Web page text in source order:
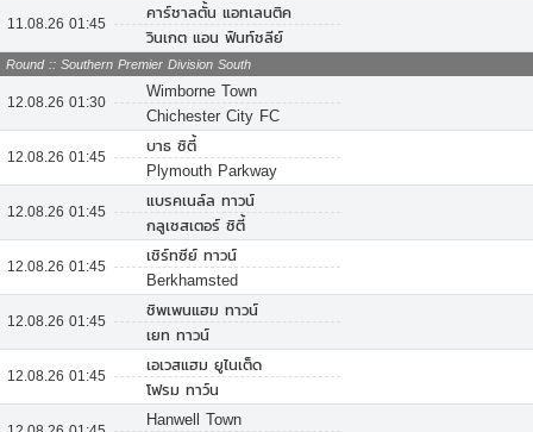
11.08.26 01:45
คาร์ชาลตั้น แอทเลนติค
วินเกต แอน ฟินท์ชลีย์
Round :: Southern Premier Division South
12.08.26 01:30
Wimborne Town
Chichester City FC
12.08.26 01:45
บาธ ซิตี้
Plymouth Parkway
12.08.26 01:45
แบรคเนล์ล ทาวน์
กลูเซสเตอร์ ซิตี้
12.08.26 01:45
เชิร์ทซีย์ ทาวน์
Berkhamsted
12.08.26 01:45
ชิพเพนแฮม ทาวน์
เยท ทาวน์
12.08.26 01:45
เอเวสแฮม ยูไนเต็ด
โฟรม ทาว์น
Hanwell Town